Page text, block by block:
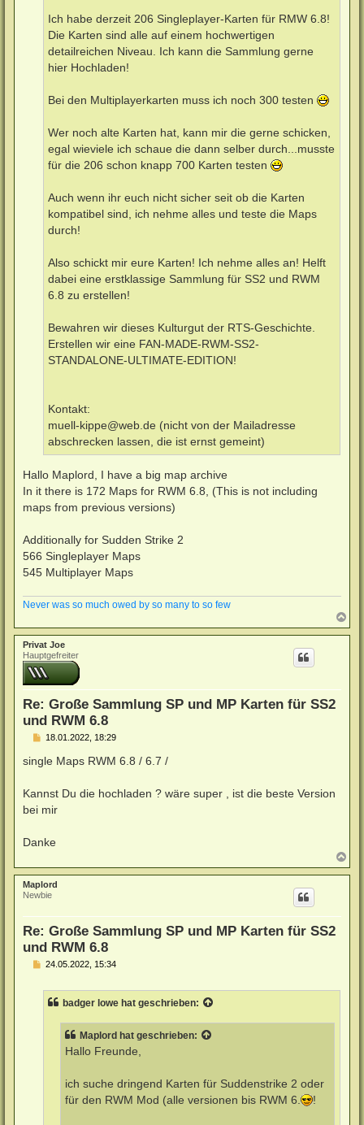
Ich habe derzeit 206 Singleplayer-Karten für RMW 6.8!
Die Karten sind alle auf einem hochwertigen
detailreichen Niveau. Ich kann die Sammlung gerne
hier Hochladen!
Bei den Multiplayerkarten muss ich noch 300 testen
Wer noch alte Karten hat, kann mir die gerne schicken,
egal wieviele ich schaue die dann selber durch...musste
für die 206 schon knapp 700 Karten testen
Auch wenn ihr euch nicht sicher seit ob die Karten
kompatibel sind, ich nehme alles und teste die Maps
durch!
Also schickt mir eure Karten! Ich nehme alles an! Helft
dabei eine erstklassige Sammlung für SS2 und RWM
6.8 zu erstellen!
Bewahren wir dieses Kulturgut der RTS-Geschichte.
Erstellen wir eine FAN-MADE-RWM-SS2-
STANDALONE-ULTIMATE-EDITION!
Kontakt:
muell-kippe@web.de (nicht von der Mailadresse
abschrecken lassen, die ist ernst gemeint)
Hallo Maplord, I have a big map archive
In it there is 172 Maps for RWM 6.8, (This is not including
maps from previous versions)
Additionally for Sudden Strike 2
566 Singleplayer Maps
545 Multiplayer Maps
Never was so much owed by so many to so few
a
c
Privat Joe
Hauptgefreiter
Re: Große Sammlung SP und MP Karten für SS2
und RWM 6.8
B
i
t
a
g
18.01.2022, 18:29
single Maps RWM 6.8 / 6.7 /
Kannst Du die hochladen ? wäre super , ist die beste Version
bei mir
Danke
a
c
Maplord
Newbie
Re: Große Sammlung SP und MP Karten für SS2
und RWM 6.8
B24.05.2022, 15:34
badger lowe hat geschrieben:
Maplord hat geschrieben:
Hallo Freunde,
ich suche dringend Karten für Suddenstrike 2 oder
für den RWM Mod (alle versionen bis RWM 6.
!